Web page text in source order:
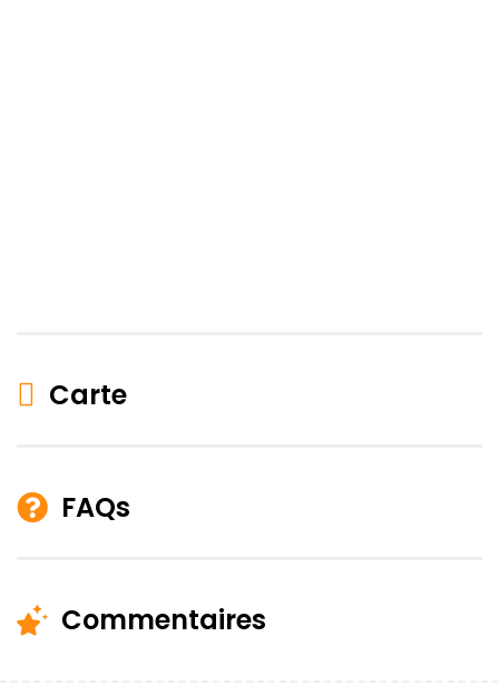
Carte
FAQs
Commentaires